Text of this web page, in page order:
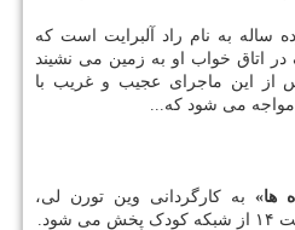
ساله به نام راد آلبرایت است که
اتاق خواب او به زمین می نشیند
از این ماجرای عجیب و غریب با
می شود که...
ها» به کارگردانی وین تورن لی،